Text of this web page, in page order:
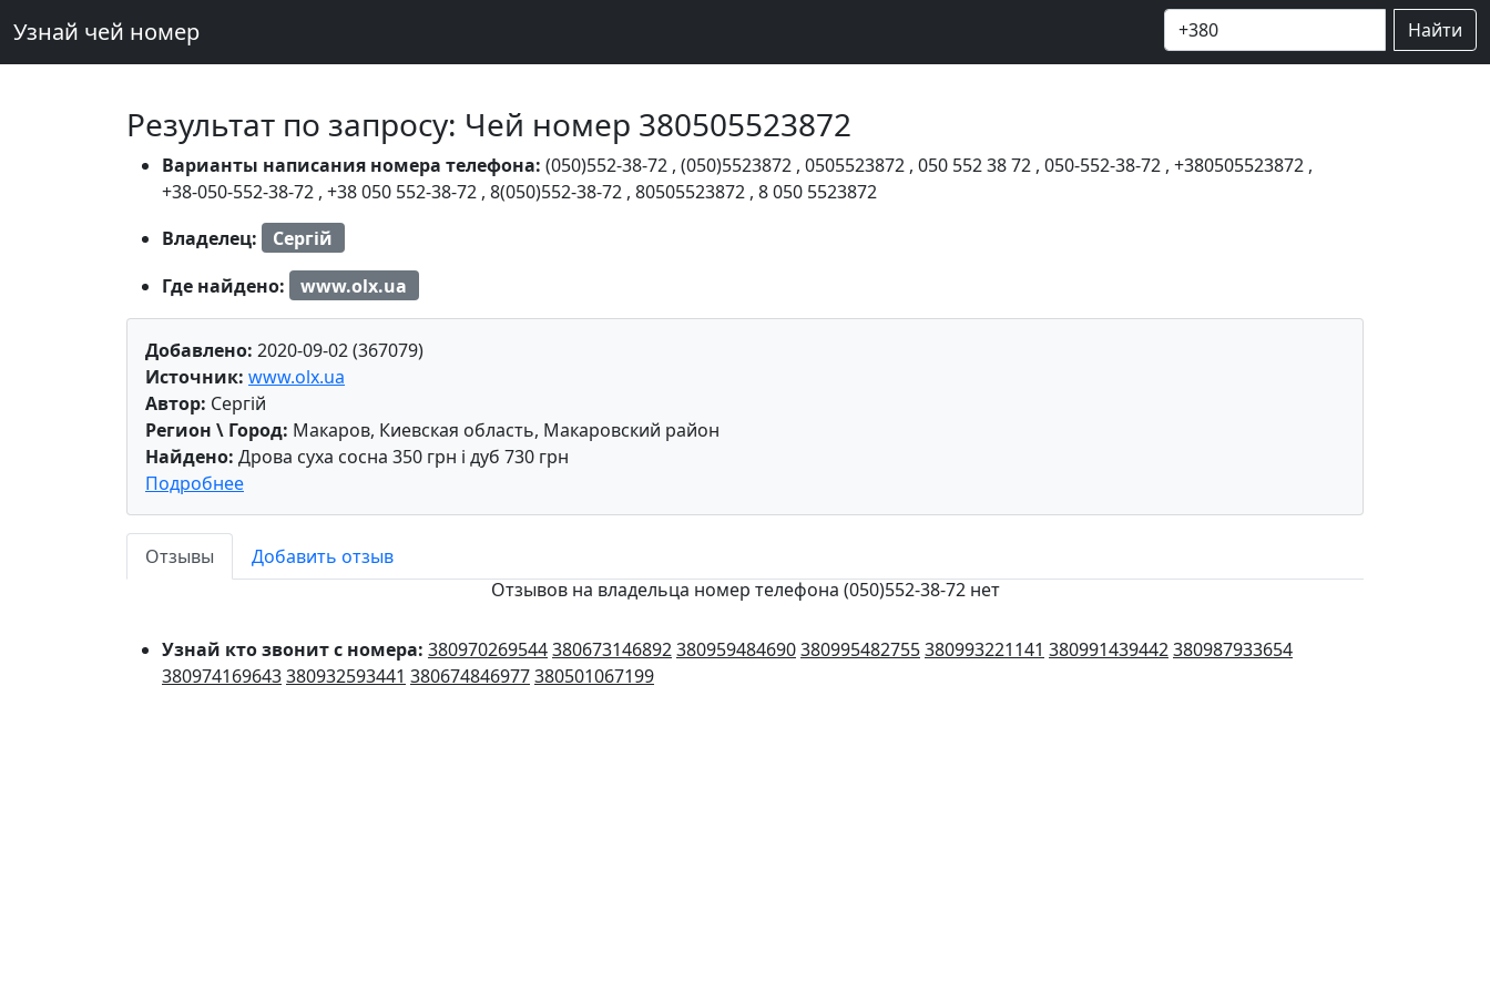
Узнай чей номер Найти
Результат по запросу: Чей номер 380505523872
Варианты написания номера телефона: (050)552-38-72 , (050)5523872 , 0505523872 , 050 552 38 72 , 050-552-38-72 , +380505523872 ,
+38-050-552-38-72 , +38 050 552-38-72 , 8(050)552-38-72 , 80505523872 , 8 050 5523872
Владелец:
Сергiй
Где найдено:
www.olx.ua
Добавлено: 2020-09-02 (367079)
Источник: www.olx.ua
Автор: Сергiй
Регион \ Город: Макаров, Киевская область, Макаровский район
Найдено: Дрова суха сосна 350 грн і дуб 730 грн
Подробнее
Отзывы
Добавить отзыв
Отзывов на владельца номер телефона (050)552-38-72 нет
Узнай кто звонит с номера: 380970269544380673146892380959484690380995482755380993221141 380991439442380987933654
380974169643380932593441 380674846977380501067199